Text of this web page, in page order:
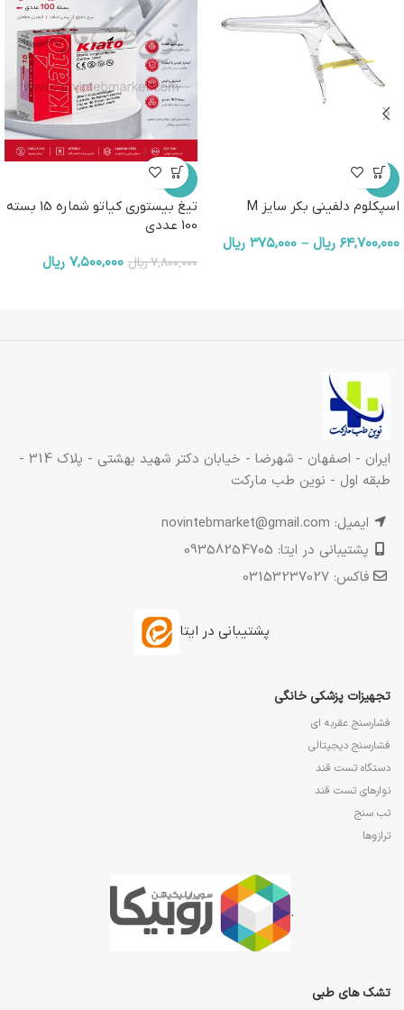
-4%
اسپکلوم دلفینی بکر سایز M
۶۴,۷۰۰,۰۰۰ ریال – ۳۷۵,۰۰۰ ریال
-4%
تیغ بیستوری کیاتو شماره 15 بسته
100 عددی
۷,۸۰۰,۰۰۰ریال ۷,۵۰۰,۰۰۰ ریال
ایران - اصفهان - شهرضا - خیابان دکتر شهید بهشتی - پلاک 314 -
طبقه اول - نوین طب مارکت
ایمیل: novintebmarket@gmail.com
پشتیبانی در ایتا: 09358254705
فاکس: 03153237027
پشتیبانی در ایتا
تجهیزات پزشکی خانگی
فشارسنج عقربه ای
فشارسنج دیجیتالی
دستگاه تست قند
نوارهای تست قند
تب سنج
ترازوها
.
تشک های طبی